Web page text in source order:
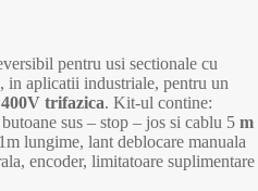
pentru usi sectionale cu
, in aplicatii industriale, pentru un
trifazica. Kit-ul contine:
sus – stop – jos si cablu 5 m
lungime, lant deblocare manuala
encoder, limitatoare suplimentare